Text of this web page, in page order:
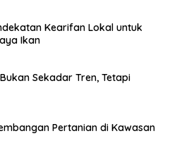
Kearifan Lokal untuk
Ikan
Sekadar Tren, Tetapi
Pertanian di Kawasan